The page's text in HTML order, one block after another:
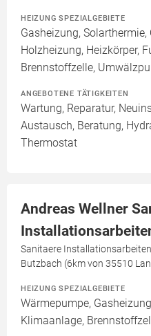
HEIZUNG SPEZIALGEBIETE
Gasheizung,
Holzheizung, Heizkörper,
Brennstoffzelle,
ANGEBOTENE TÄTIGKEITEN
Wartung, Reparatur,
Austausch, Beratung,
Thermostat
Andreas Wellner
Sanitaere
Butzbach (6km von 35510
HEIZUNG SPEZIALGEBIETE
Wärmepumpe,
Klimaanlage,